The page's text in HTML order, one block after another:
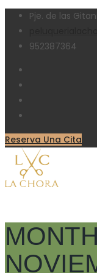
Pje. de las
952387364
Reserva Una Cita